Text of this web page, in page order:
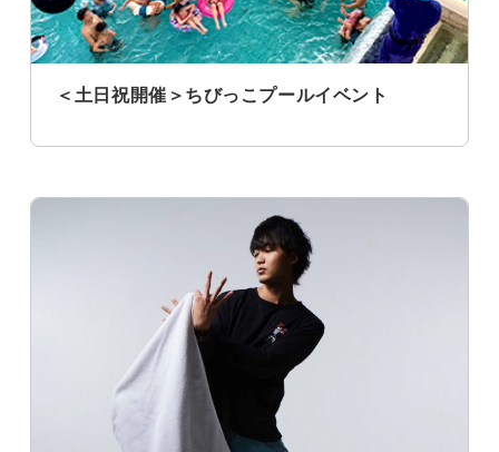
＜土日祝開催＞ちびっこプールイベント